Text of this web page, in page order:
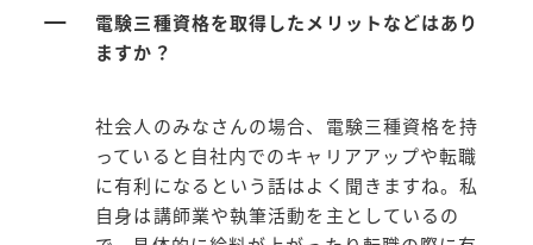
ー
電験三種資格を取得したメリットなどはあり
ますか？
社会人のみなさんの場合、電験三種資格を持
っていると自社内でのキャリアアップや転職
に有利になるという話はよく聞きますね。私
自身は講師業や執筆活動を主としているの